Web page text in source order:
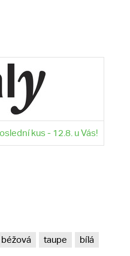
kus - 12.8. u Vás!
béžová taupe bílá